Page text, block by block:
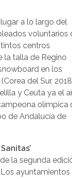
a lo largo del
voluntarios
centros
la talla de Regino
en los
del Sur,
y Ceuta ya el
olímpica
de Andalucía de
la segunda
Los ayuntamientos